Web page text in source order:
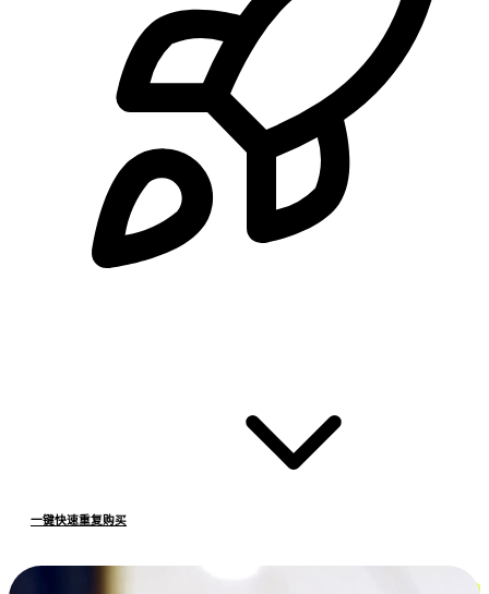
一键快速重复购买